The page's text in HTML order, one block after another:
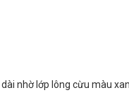
nhờ lớp lông cừu màu